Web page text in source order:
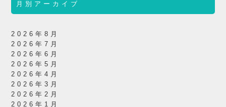
月別アーカイブ
2026年8月
2026年7月
2026年6月
2026年5月
2026年4月
2026年3月
2026年2月
2026年1月